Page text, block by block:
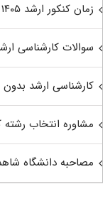
زمان کنکور ارشد ۱۴۰۵
سوالات کارشناسی
کارشناسی ارشد
مشاوره انتخاب رشته
مصاحبه دانشگاه